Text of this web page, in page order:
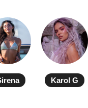
Karol G